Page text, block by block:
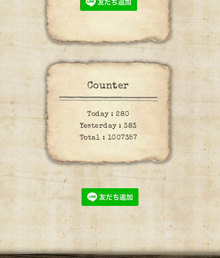
Counter
Today :280
Yesterday :383
Total : 1007357